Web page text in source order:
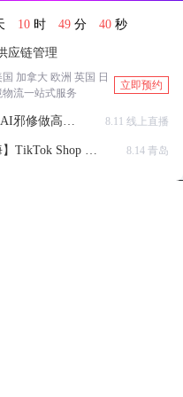
10 时 49 分 39 秒
应链管理
加拿大 欧洲 英国 日
物流一站式服务
立即预约
AI邪修做高点
8.11 线上直播
TikTok Shop 全
8.14 青岛